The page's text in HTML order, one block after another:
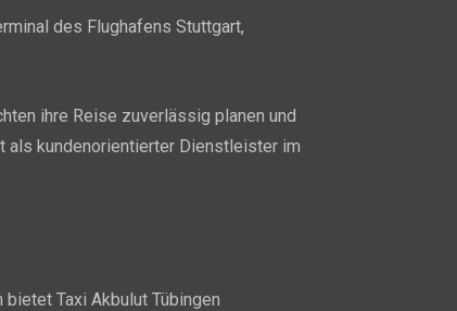
des Flughafens Stuttgart,
ihre Reise zuverlässig planen und
als kundenorientierter Dienstleister im
Taxi Akbulut Tübingen